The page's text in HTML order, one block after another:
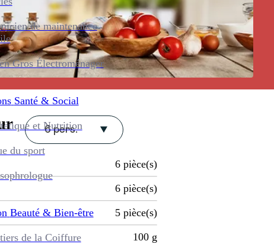
de maintenance
Gros Électroménager
Santé & Social
et Nutrition
du sport
Beauté & Bien-être
de la Coiffure
6 pers.
6 pièce(s)
6 pièce(s)
5 pièce(s)
100 g